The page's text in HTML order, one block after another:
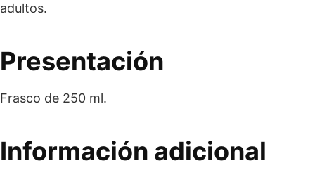
adultos.
Presentación
Frasco de 250 ml.
Información adicional